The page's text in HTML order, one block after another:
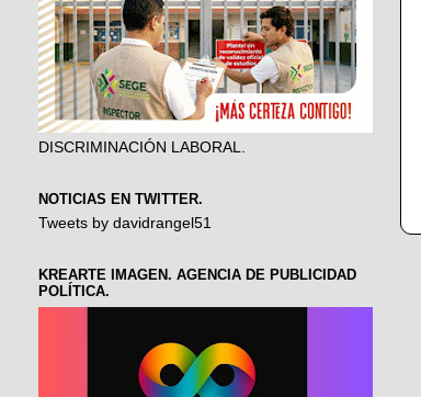
DISCRIMINACIÓN LABORAL.
NOTICIAS EN TWITTER.
Tweets by davidrangel51
KREARTE IMAGEN. AGENCIA DE PUBLICIDAD
POLÍTICA.